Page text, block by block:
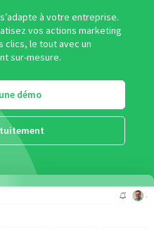
à votre entreprise.
vos actions marketing
clics, le tout avec un
sur-mesure.
démo